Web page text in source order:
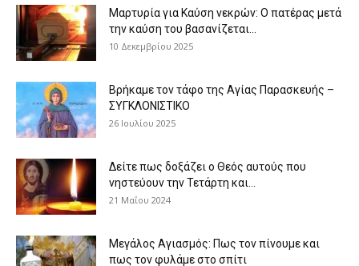
Μαρτυρία για Καύση νεκρών: Ο πατέρας μετά
την καύση του βασανίζεται...
10 Δεκεμβρίου 2025
Βρήκαμε τον τάφο της Αγίας Παρασκευής –
ΣΥΓΚΛΟΝΙΣΤΙΚΟ
26 Ιουλίου 2025
Δείτε πως δοξάζει ο Θεός αυτούς που
νηστεύουν την Τετάρτη και...
21 Μαΐου 2024
Μεγάλος Αγιασμός: Πως τον πίνουμε και
πως τον φυλάμε στο σπίτι